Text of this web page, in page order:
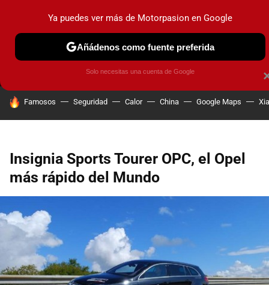
MENÚ NUEVO
COCHES ELÉCTRICOS OBSERVATORIO
HOY SE HABLA DE
Famosos Seguridad Calor China Google Maps
Insignia Sports Tourer OPC, el Opel
más rápido del Mundo
Ya puedes ver más de Motorpasion en Google
Añádenos como fuente preferida
Solo necesitas una cuenta de Google